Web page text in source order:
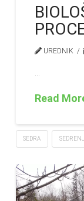
UREDNIK
Read
SEDRA